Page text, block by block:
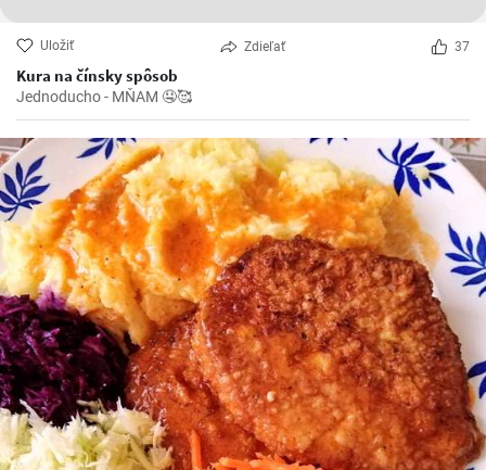
Uložiť Zdieľať 37
Kura na čínsky spôsob
Jednoducho - MŇAM 🤤🥰